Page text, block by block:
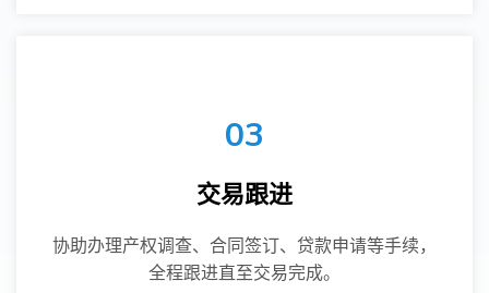
03
交易跟进
协助办理产权调查、合同签订、贷款申请等手续，
全程跟进直至交易完成。